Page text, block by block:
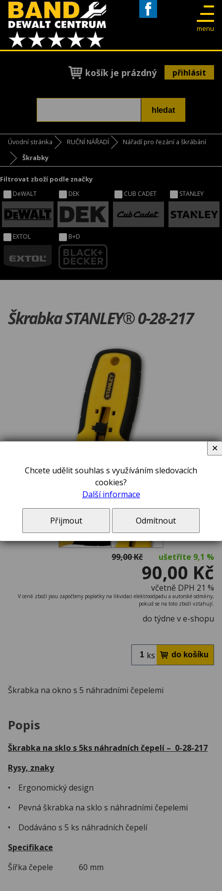
menu
košík je prázdný přihlásit
Úvodní stránka RUČNÍ NÁŘADÍ
Nářadí pro řezání a škrábání
Škrabky
Filtrovat zboží podle značky
DeWALT DEK CUB CADET STANLEY
EXTOL B+D
Škrabka STANLEY® 0-28-217
99,00 Kč ušetříte 9,1 %
90,00 Kč
včetně DPH 21 %
V ceně zboží jsou započteny poplatky na likvidaci elektroodpadu a autorské odměny,
pokud se na toto zboží vztahují.
do týdne v e-shopu
ks
Škrabka na okno s 5 náhradními čepelemi
Popis
Škrabka na sklo s 5ks náhradních čepelí – 0-28-217
Rysy, znaky
• Ergonomický design
• Pevná škrabka na sklo s náhradními čepelemi
• Dodáváno s 5 ks náhradních čepelí
Specifikace
Šířka čepele 60 mm
Chcete udělit souhlas s využíváním sledovacích
cookies?
Další informace
Přijmout Odmítnout
✕